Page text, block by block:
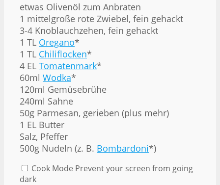
etwas Olivenöl zum Anbraten
1 mittelgroße rote Zwiebel, fein gehackt
3-4 Knoblauchzehen, fein gehackt
1 TL Oregano*
1 TL Chiliflocken*
4 EL Tomatenmark*
60ml Wodka*
120ml Gemüsebrühe
240ml Sahne
50g Parmesan, gerieben (plus mehr)
1 EL Butter
Salz, Pfeffer
500g Nudeln (z. B. Bombardoni*)
Cook Mode Prevent your screen from going
dark